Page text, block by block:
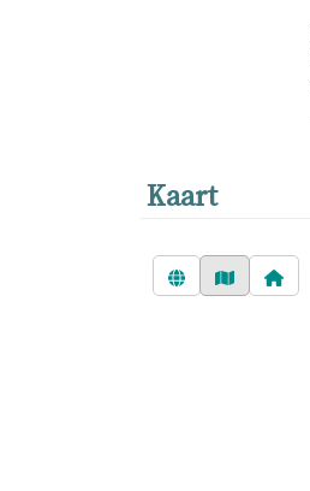
Kaart